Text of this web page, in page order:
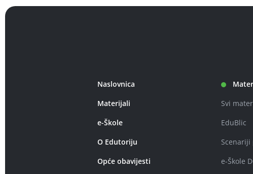
Naslovnica
Materijali
e-Škole
O Edutoriju
Opće obavijesti
Svi
EduBlic
Scenariji
e-Škole